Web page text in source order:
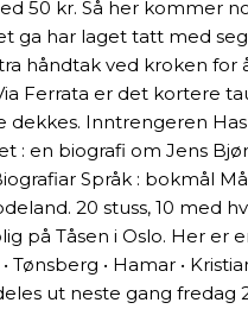
50 kr. Så her kommer
ga har laget tatt med
håndtak ved kroken
Ferrata er det kortere
Inntrengeren
: en biografi om Jens
Språk : bokmål
20 stuss, 10
på Tåsen i Oslo. Her er
Tønsberg • Hamar •
ut neste gang